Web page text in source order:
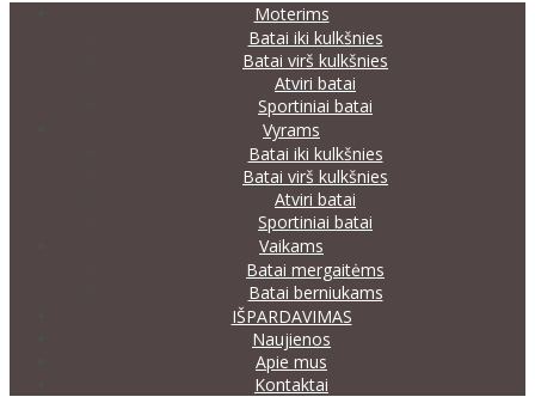
Moterims
Batai iki kulkšnies
Batai virš kulkšnies
Atviri batai
Sportiniai batai
Vyrams
Batai iki kulkšnies
Batai virš kulkšnies
Atviri batai
Sportiniai batai
Vaikams
Batai mergaitėms
Batai berniukams
IŠPARDAVIMAS
Naujienos
Apie mus
Kontaktai